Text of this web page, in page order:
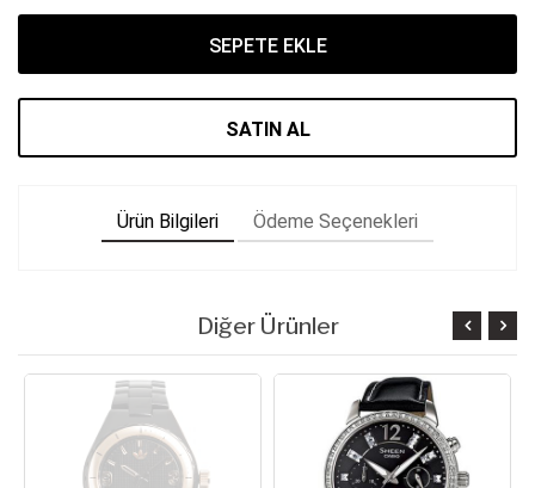
SEPETE EKLE
SATIN AL
Ürün Bilgileri Ödeme Seçenekleri
Diğer Ürünler